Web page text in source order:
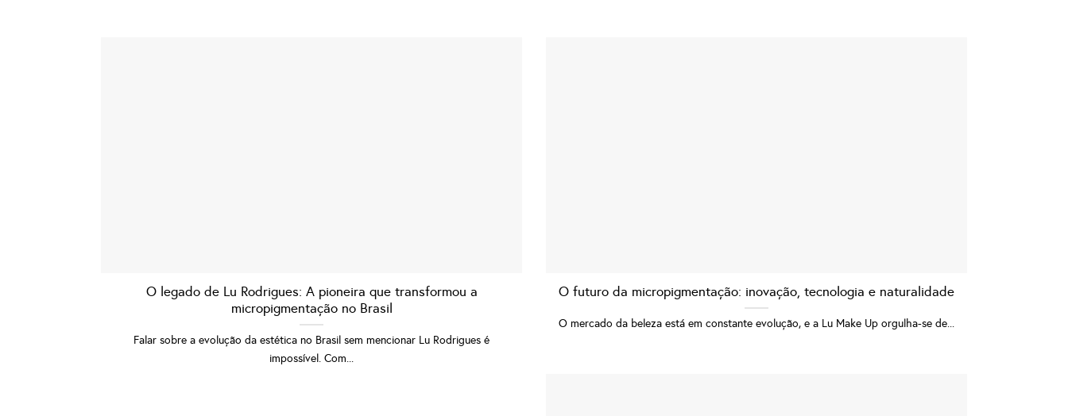
O legado de Lu Rodrigues: A pioneira que transformou a
micropigmentação no Brasil
Falar sobre a evolução da estética no Brasil sem mencionar Lu Rodrigues é
impossível. Com...
O futuro da micropigmentação: inovação, tecnologia e naturalidade
O mercado da beleza está em constante evolução, e a Lu Make Up orgulha-se de...